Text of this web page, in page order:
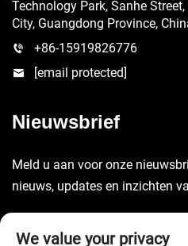
Technology Park, Sanhe
City, Guangdong Province,
+86-15919826776
[email protected]
Nieuwsbrief
Meld u aan voor onze
nieuws, updates en inzichten
We value your privacy